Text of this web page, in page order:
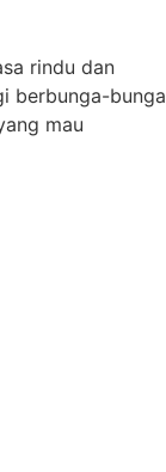
rindu dan
berbunga-bunga
mau